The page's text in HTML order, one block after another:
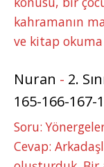
kahramanın
ve kitap
Nuran - 2.
165-166-167-
Soru:
Cevap: